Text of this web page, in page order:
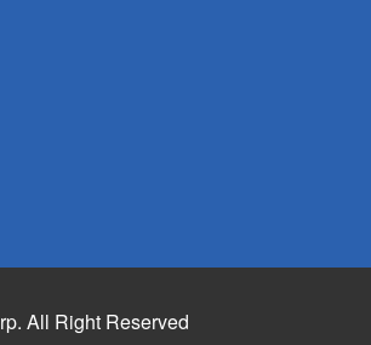
All Right Reserved